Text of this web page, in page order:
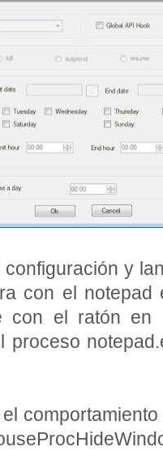
y
con el notepad
con el ratón en
proceso